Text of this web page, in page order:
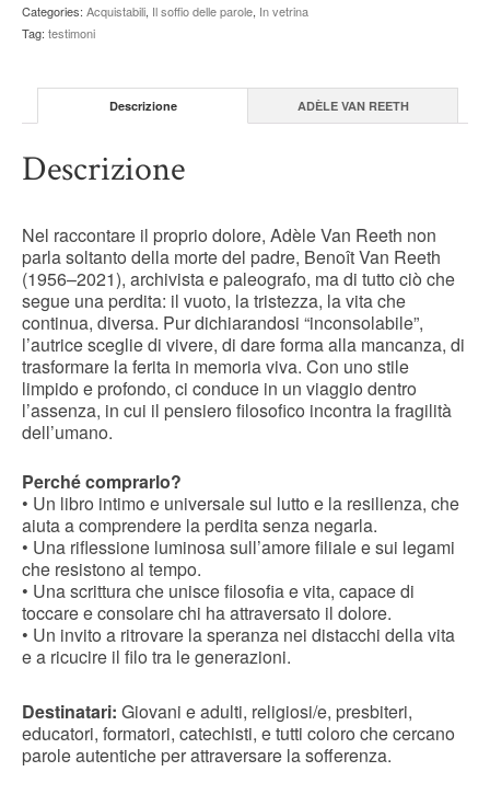
quantity
Categories: Acquistabili, Il soffio delle parole, In vetrina
Tag: testimoni
Descrizione ADÈLE VAN REETH
Descrizione
Nel raccontare il proprio dolore, Adèle Van Reeth non
parla soltanto della morte del padre, Benoît Van Reeth
(1956–2021), archivista e paleografo, ma di tutto ciò che
segue una perdita: il vuoto, la tristezza, la vita che
continua, diversa. Pur dichiarandosi “inconsolabile”,
l’autrice sceglie di vivere, di dare forma alla mancanza, di
trasformare la ferita in memoria viva. Con uno stile
limpido e profondo, ci conduce in un viaggio dentro
l’assenza, in cui il pensiero filosofico incontra la fragilità
dell’umano.
Perché comprarlo?
• Un libro intimo e universale sul lutto e la resilienza, che
aiuta a comprendere la perdita senza negarla.
• Una riflessione luminosa sull’amore filiale e sui legami
che resistono al tempo.
• Una scrittura che unisce filosofia e vita, capace di
toccare e consolare chi ha attraversato il dolore.
• Un invito a ritrovare la speranza nei distacchi della vita
e a ricucire il filo tra le generazioni.
Destinatari: Giovani e adulti, religiosi/e, presbiteri,
educatori, formatori, catechisti, e tutti coloro che cercano
parole autentiche per attraversare la sofferenza.